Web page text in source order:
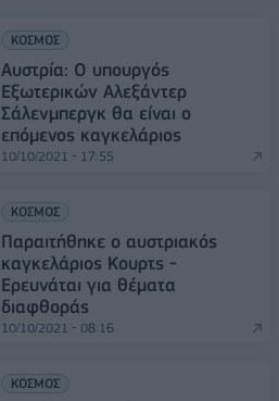
ΚΟΣΜΟΣ
Αυστρία: Ο υπουργός
Εξωτερικών Αλεξάντερ
Σάλενμπεργκ θα είναι ο
επόμενος καγκελάριος
10/10/2021 - 17:55
ΚΟΣΜΟΣ
Παραιτήθηκε ο αυστριακός
καγκελάριος Κουρτς -
Ερευνάται για θέματα
διαφθοράς
10/10/2021 - 08:16
ΚΟΣΜΟΣ